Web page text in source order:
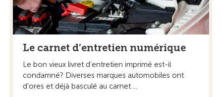
Le carnet d’entretien numérique
Le bon vieux livret d’entretien imprimé est-il
condamné? Diverses marques automobiles ont
d’ores et déjà basculé au carnet ...